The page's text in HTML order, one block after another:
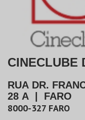
CINECLUBE
RUA DR.
28 A
FARO
8000-327 FARO